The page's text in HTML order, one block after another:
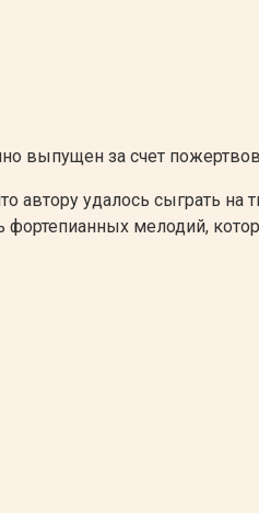
выпущен за счет
автору удалось сыграть
мелодий,